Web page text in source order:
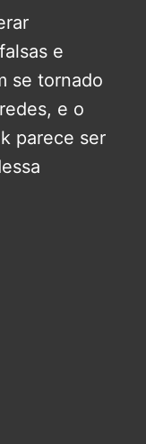
e
se tornado
e o
parece ser